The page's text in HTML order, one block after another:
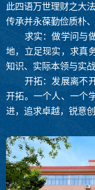
此四语万世理财之大
传承并永葆勤俭质朴
求实：做学问与
地，立足现实，求真
知识、实际本领与实
开拓：发展离不
开拓。一个人、一个
进，追求卓越，锐意